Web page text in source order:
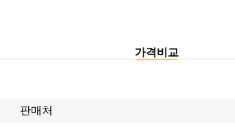
가격비교
판매처